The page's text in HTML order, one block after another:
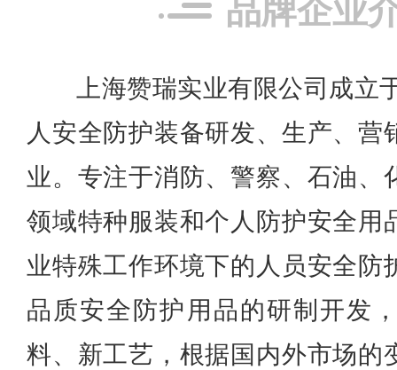
品牌企业
上海赞瑞实业有限公司成立
人安全防护装备研发、生产、营
业。专注于消防、警察、石油、
领域特种服装和个人防护安全用
业特殊工作环境下的人员安全防
品质安全防护用品的研制开发
料、新工艺，根据国内外市场的